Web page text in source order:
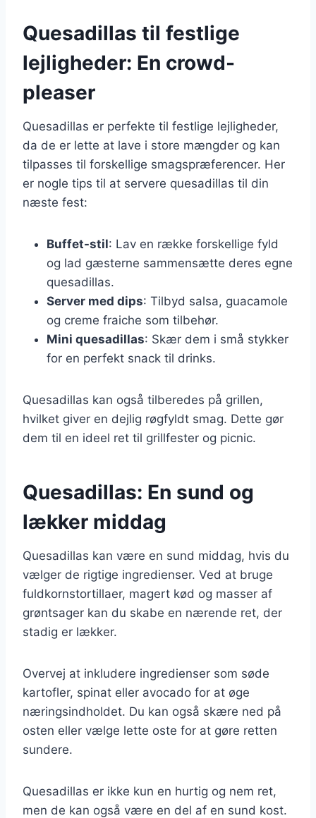
Quesadillas til festlige
lejligheder: En crowd-
pleaser
Quesadillas er perfekte til festlige lejligheder,
da de er lette at lave i store mængder og kan
tilpasses til forskellige smagspræferencer. Her
er nogle tips til at servere quesadillas til din
næste fest:
Buffet-stil: Lav en række forskellige fyld
og lad gæsterne sammensætte deres egne
quesadillas.
Server med dips: Tilbyd salsa, guacamole
og creme fraiche som tilbehør.
Mini quesadillas: Skær dem i små stykker
for en perfekt snack til drinks.
Quesadillas kan også tilberedes på grillen,
hvilket giver en dejlig røgfyldt smag. Dette gør
dem til en ideel ret til grillfester og picnic.
Quesadillas: En sund og
lækker middag
Quesadillas kan være en sund middag, hvis du
vælger de rigtige ingredienser. Ved at bruge
fuldkornstortillaer, magert kød og masser af
grøntsager kan du skabe en nærende ret, der
stadig er lækker.
Overvej at inkludere ingredienser som søde
kartofler, spinat eller avocado for at øge
næringsindholdet. Du kan også skære ned på
osten eller vælge lette oste for at gøre retten
sundere.
Quesadillas er ikke kun en hurtig og nem ret,
men de kan også være en del af en sund kost.